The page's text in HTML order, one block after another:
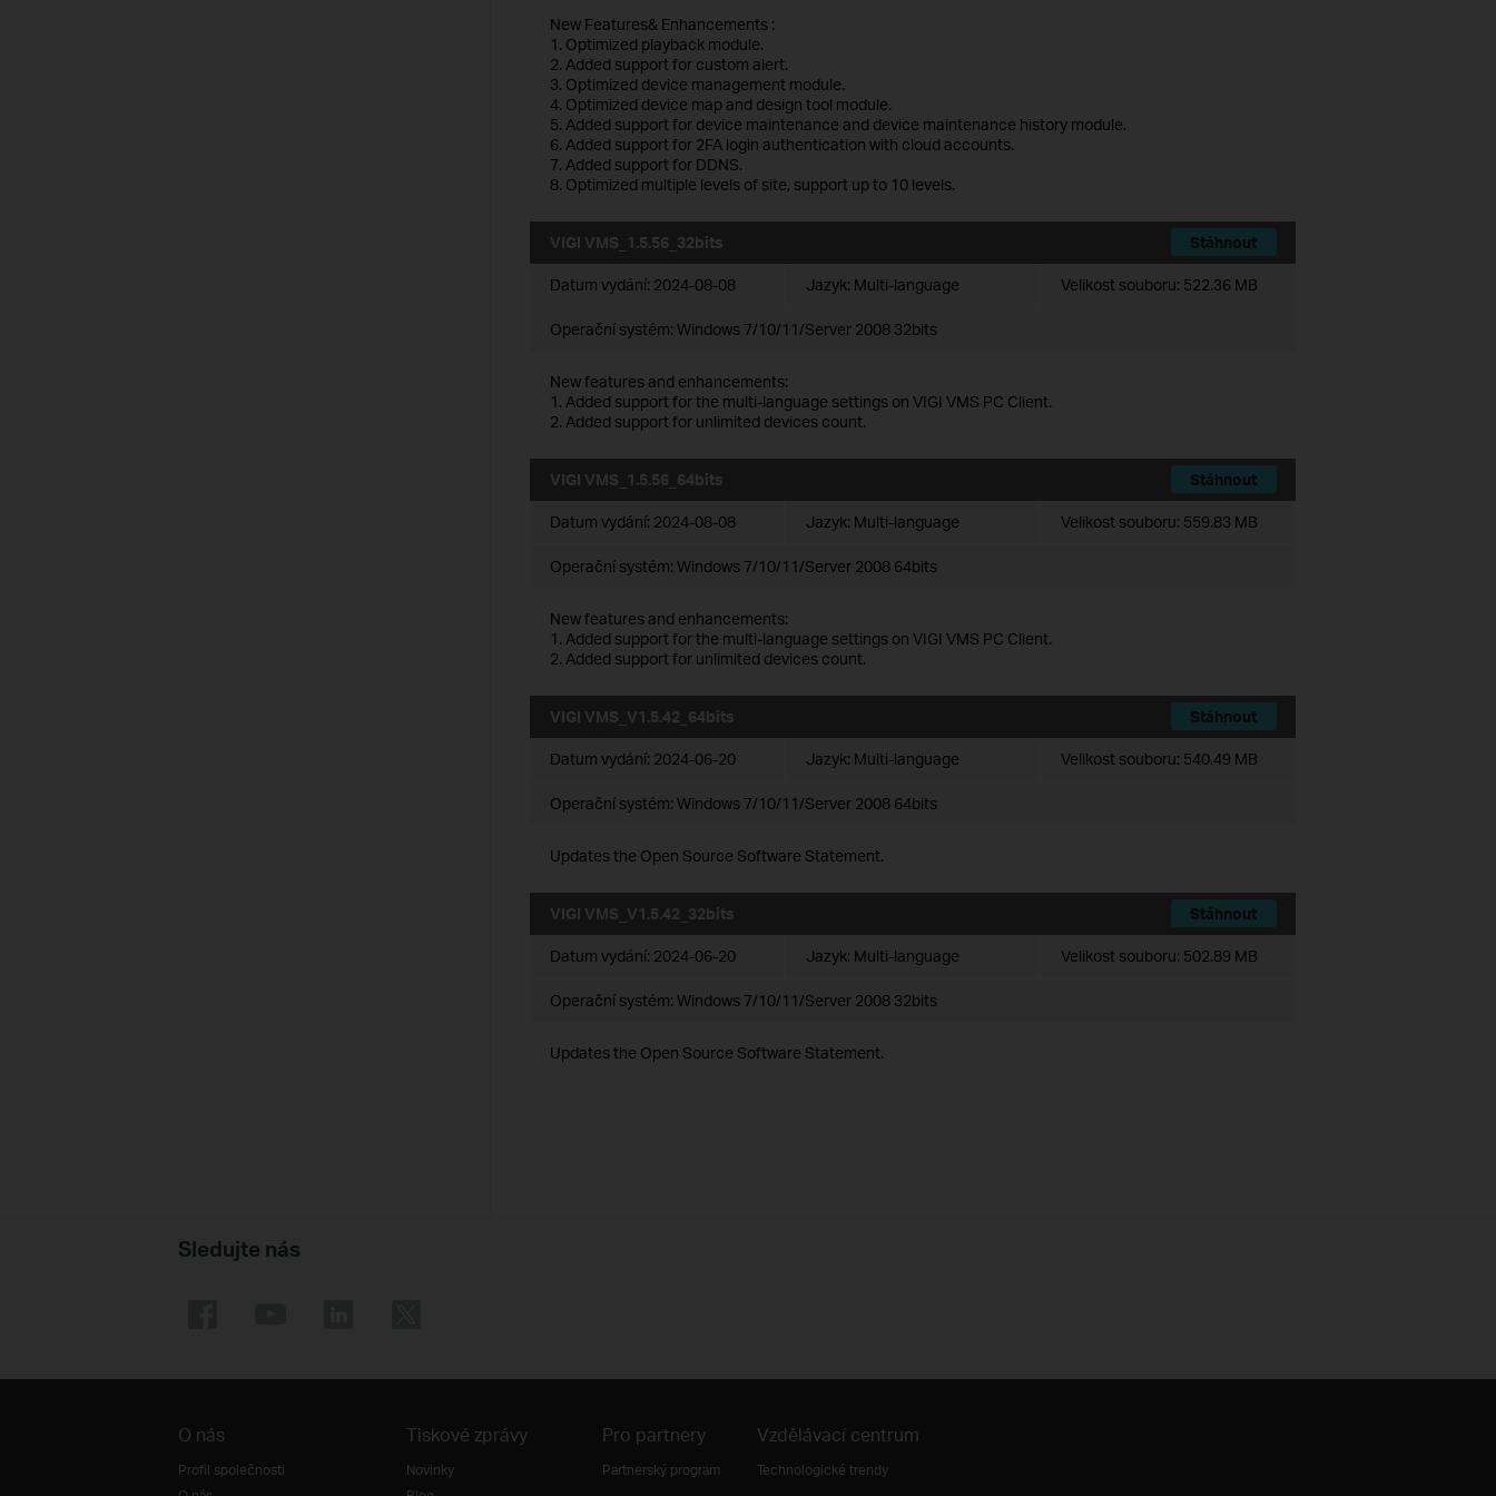
New Features& Enhancements :
1. Optimized playback module.
2. Added support for custom alert.
3. Optimized device management module.
4. Optimized device map and design tool module.
5. Added support for device maintenance and device maintenance history module.
6. Added support for 2FA login authentication with cloud accounts.
7. Added support for DDNS.
8. Optimized multiple levels of site, support up to 10 levels.
VIGI VMS_1.5.56_32bits Stáhnout
Datum vydání: 2024-08-08 Jazyk: Multi-language Velikost souboru: 522.36 MB
Operační systém: Windows 7/10/11/Server 2008 32bits
New features and enhancements:
1. Added support for the multi-language settings on VIGI VMS PC Client.
2. Added support for unlimited devices count.
VIGI VMS_1.5.56_64bits Stáhnout
Datum vydání: 2024-08-08 Jazyk: Multi-language Velikost souboru: 559.83 MB
Operační systém: Windows 7/10/11/Server 2008 64bits
New features and enhancements:
1. Added support for the multi-language settings on VIGI VMS PC Client.
2. Added support for unlimited devices count.
VIGI VMS_V1.5.42_64bits Stáhnout
Datum vydání: 2024-06-20 Jazyk: Multi-language Velikost souboru: 540.49 MB
Operační systém: Windows 7/10/11/Server 2008 64bits
Updates the Open Source Software Statement.
VIGI VMS_V1.5.42_32bits Stáhnout
Datum vydání: 2024-06-20 Jazyk: Multi-language Velikost souboru: 502.89 MB
Operační systém: Windows 7/10/11/Server 2008 32bits
Updates the Open Source Software Statement.
Sledujte nás
O nás
Profil společnosti
Tiskové zprávy
Novinky
Pro partnery
Partnerský program
Vzdělávací centrum
Technologické trendy